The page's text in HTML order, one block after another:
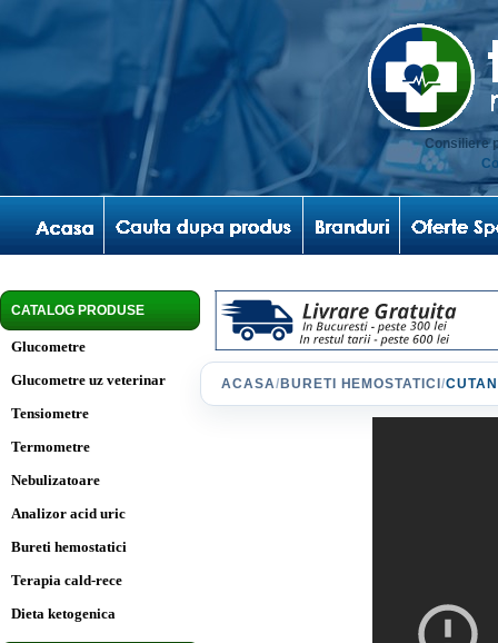
Consiliere
CATALOG PRODUSE
Glucometre
Glucometre uz veterinar
Tensiometre
Termometre
Nebulizatoare
Analizor acid uric
Bureti hemostatici
Terapia cald-rece
Dieta ketogenica
ACASA/ BURETI HEMOSTATICI/